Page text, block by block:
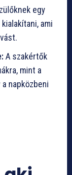
egy
ami
A szakértők
mint a
napközbeni